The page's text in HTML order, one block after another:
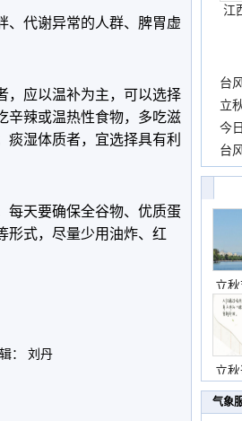
、代谢异常的人群、脾胃虚
，应以温补为主，可以选择
辛辣或温热性食物，多吃滋
痰湿体质者，宜选择具有利
每天要确保全谷物、优质蛋
形式，尽量少用油炸、红
： 刘丹
江
台
长
立
前
今
一
台
高
立
立秋
气象